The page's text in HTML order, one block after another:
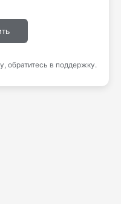
обратитесь в поддержку.